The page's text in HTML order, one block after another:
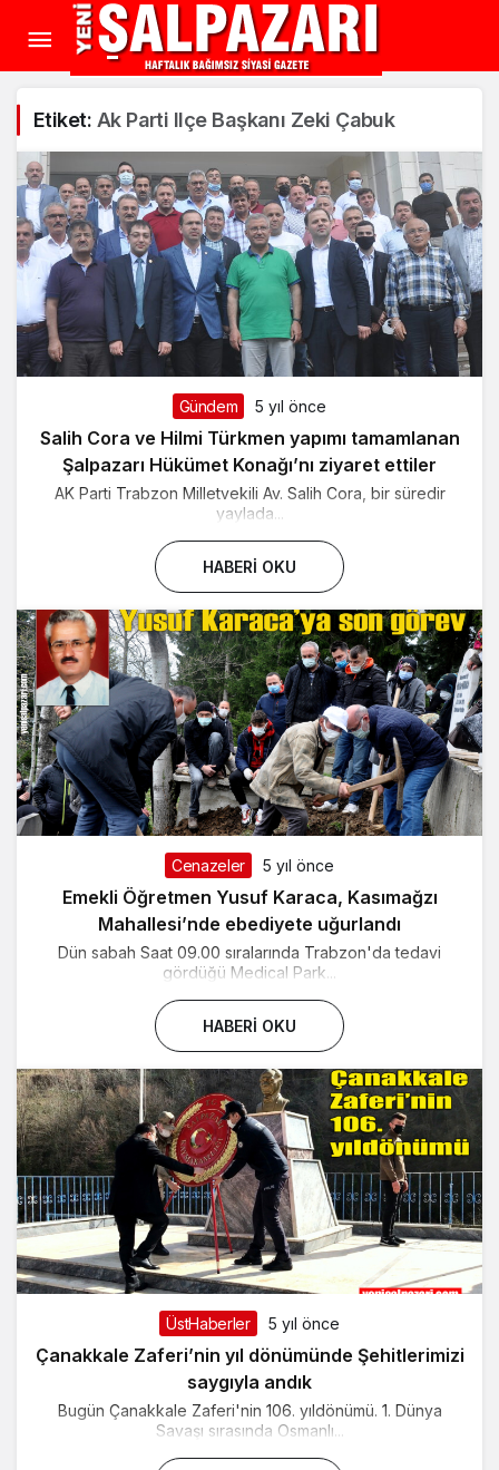
Etiket: Ak Parti Ilçe Başkanı Zeki Çabuk
Gündem 5 yıl önce
Salih Cora ve Hilmi Türkmen yapımı tamamlanan
Şalpazarı Hükümet Konağı’nı ziyaret ettiler
AK Parti Trabzon Milletvekili Av. Salih Cora, bir süredir
yaylada...
HABERI OKU
Cenazeler 5 yıl önce
Emekli Öğretmen Yusuf Karaca, Kasımağzı
Mahallesi’nde ebediyete uğurlandı
Dün sabah Saat 09.00 sıralarında Trabzon'da tedavi
gördüğü Medical Park...
HABERI OKU
ÜstHaberler 5 yıl önce
Çanakkale Zaferi’nin yıl dönümünde Şehitlerimizi
saygıyla andık
Bugün Çanakkale Zaferi'nin 106. yıldönümü. 1. Dünya
Savaşı sırasında Osmanlı...